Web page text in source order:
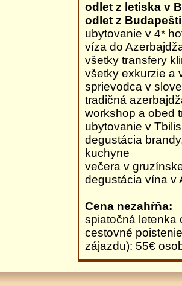
odlet z letiska v
odlet z
ubytovanie v 4*
víza do
všetky transfery
všetky exkurzie a
sprievodca v
tradičná
workshop a obed
ubytovanie v
degustácia
kuchyne
večera v
degustácia vína v
Cena nezahŕňa:
spiatočná letenka
cestovné
zájazdu): 55€